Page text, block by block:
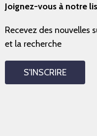
Joignez-vous à notre
Recevez des nouvelles
et la recherche
S'INSCRIRE